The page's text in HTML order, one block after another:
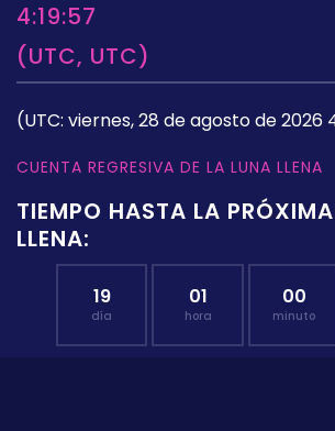
4:19:57
(UTC, UTC)
(UTC: viernes, 28 de agosto de 2026
CUENTA REGRESIVA DE LA LUNA LLENA
TIEMPO HASTA LA
LLENA:
19
día
01
hora
00
minuto